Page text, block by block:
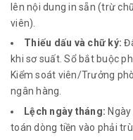
lên nội dung in sẵn (trừ
viên).
Thiếu dấu và chữ ký:
khi sơ suất. Sổ bắt buộc
Kiểm soát viên/Trưởng
ngân hàng.
Lệch ngày tháng:
toán dòng tiền vào phải